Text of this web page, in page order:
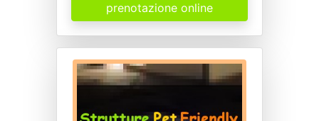
prenotazione online